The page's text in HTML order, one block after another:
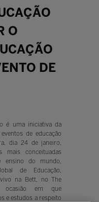
O
DE
é uma iniciativa da
de educação
dia 24 de janeiro,
mais conceituadas
ensino do mundo,
de Educação,
na Bett, no The
ocasião em que
e estudos a respeito